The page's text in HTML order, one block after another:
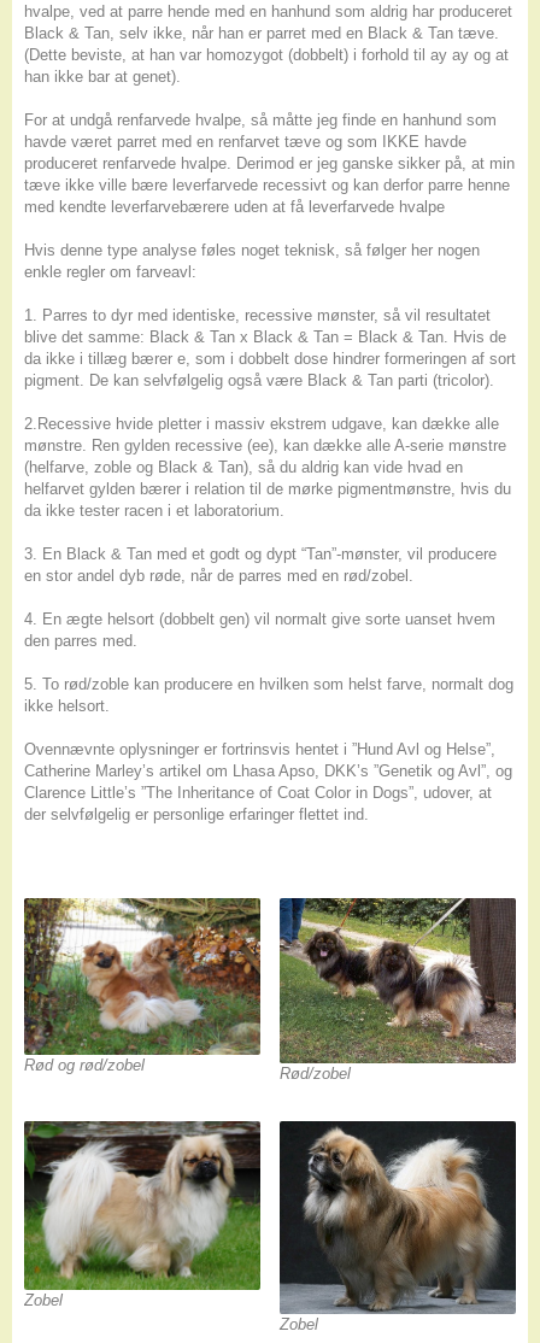
hvalpe, ved at parre hende med en hanhund som aldrig har produceret
Black & Tan, selv ikke, når han er parret med en Black & Tan tæve.
(Dette beviste, at han var homozygot (dobbelt) i forhold til ay ay og at
han ikke bar at genet).
For at undgå renfarvede hvalpe, så måtte jeg finde en hanhund som
havde været parret med en renfarvet tæve og som IKKE havde
produceret renfarvede hvalpe. Derimod er jeg ganske sikker på, at min
tæve ikke ville bære leverfarvede recessivt og kan derfor parre henne
med kendte leverfarvebærere uden at få leverfarvede hvalpe
Hvis denne type analyse føles noget teknisk, så følger her nogen
enkle regler om farveavl:
1. Parres to dyr med identiske, recessive mønster, så vil resultatet
blive det samme: Black & Tan x Black & Tan = Black & Tan. Hvis de
da ikke i tillæg bærer e, som i dobbelt dose hindrer formeringen af sort
pigment. De kan selvfølgelig også være Black & Tan parti (tricolor).
2.Recessive hvide pletter i massiv ekstrem udgave, kan dække alle
mønstre. Ren gylden recessive (ee), kan dække alle A-serie mønstre
(helfarve, zoble og Black & Tan), så du aldrig kan vide hvad en
helfarvet gylden bærer i relation til de mørke pigmentmønstre, hvis du
da ikke tester racen i et laboratorium.
3. En Black & Tan med et godt og dypt “Tan”-mønster, vil producere
en stor andel dyb røde, når de parres med en rød/zobel.
4. En ægte helsort (dobbelt gen) vil normalt give sorte uanset hvem
den parres med.
5. To rød/zoble kan producere en hvilken som helst farve, normalt dog
ikke helsort.
Ovennævnte oplysninger er fortrinsvis hentet i ”Hund Avl og Helse”,
Catherine Marley’s artikel om Lhasa Apso, DKK’s ”Genetik og Avl”, og
Clarence Little’s ”The Inheritance of Coat Color in Dogs”, udover, at
der selvfølgelig er personlige erfaringer flettet ind.
Rød og rød/zobel Rød/zobel
Zobel
Zobel